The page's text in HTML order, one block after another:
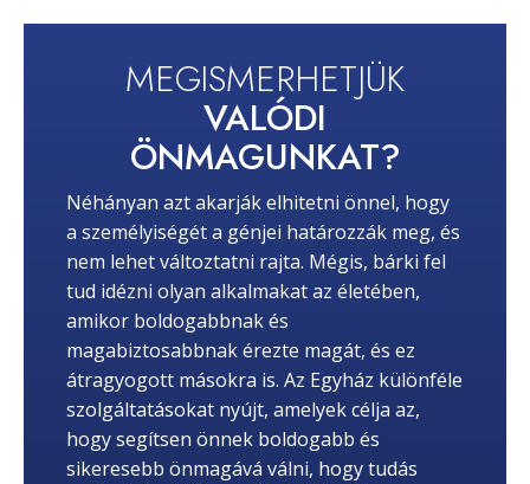
MEGISMERHETJÜK
VALÓDI
ÖNMAGUNKAT?
Néhányan azt akarják elhitetni önnel, hogy
a személyiségét a génjei határozzák meg, és
nem lehet változtatni rajta. Mégis, bárki fel
tud idézni olyan alkalmakat az életében,
amikor boldogabbnak és
magabiztosabbnak érezte magát, és ez
átragyogott másokra is. Az Egyház különféle
szolgáltatásokat nyújt, amelyek célja az,
hogy segítsen önnek boldogabb és
sikeresebb önmagává válni, hogy tudás